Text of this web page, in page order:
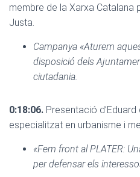
membre de la Xarxa Catalana
Justa.
Campanya «Aturem
disposició dels
ciutadania.
0:18:06. Presentació
especialitzat en urbanisme i
«Fem front al PLATER:
per defensar els